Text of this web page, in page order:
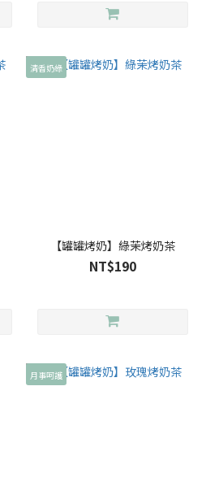
清香奶綠
【罐罐烤奶】綠茉烤奶茶
NT$190
月事呵護